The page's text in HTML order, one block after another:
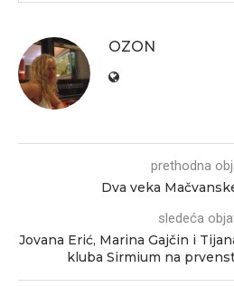
OZON
prethodna
Dva veka
sledeća
Jovana Erić, Marina Gajčin i
kluba Sirmium na